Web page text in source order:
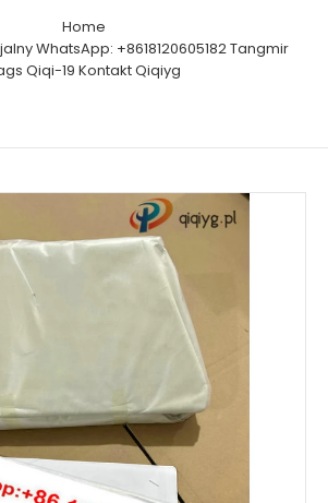
Home
WhatsApp: +8618120605182 Tangmir
Qiqi-19 Kontakt Qiqiyg